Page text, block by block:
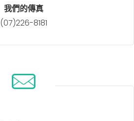
我們的傳真
(07)226-8181